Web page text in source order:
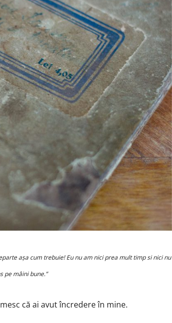
așa cum trebuie! Eu nu am nici prea mult timp si nici nu
pe mâini bune.”
că ai avut încredere în mine.